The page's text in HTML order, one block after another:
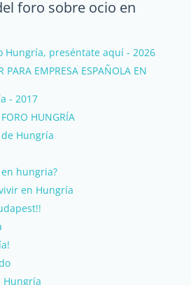
foro sobre ocio en
Hungría, preséntate aquí - 2026
PARA EMPRESA ESPAÑOLA EN
- 2017
HUNGRÍA
Hungría
hungria?
en Hungría
Hungría